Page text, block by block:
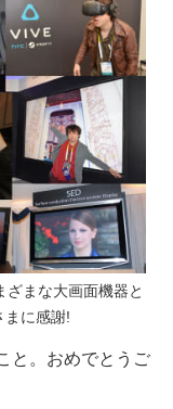
まな大画面機器と
まに感謝!
と。おめでとうご